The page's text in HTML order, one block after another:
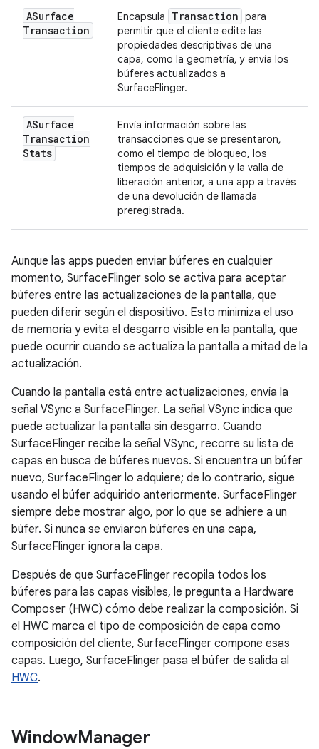
ASurface
Transaction
Encapsula Transaction para
permitir que el cliente edite las
propiedades descriptivas de una
capa, como la geometría, y envía los
búferes actualizados a
SurfaceFlinger.
ASurface
Transaction
Stats
Envía información sobre las
transacciones que se presentaron,
como el tiempo de bloqueo, los
tiempos de adquisición y la valla de
liberación anterior, a una app a través
de una devolución de llamada
preregistrada.
Aunque las apps pueden enviar búferes en cualquier
momento, SurfaceFlinger solo se activa para aceptar
búferes entre las actualizaciones de la pantalla, que
pueden diferir según el dispositivo. Esto minimiza el uso
de memoria y evita el desgarro visible en la pantalla, que
puede ocurrir cuando se actualiza la pantalla a mitad de la
actualización.
Cuando la pantalla está entre actualizaciones, envía la
señal VSync a SurfaceFlinger. La señal VSync indica que
puede actualizar la pantalla sin desgarro. Cuando
SurfaceFlinger recibe la señal VSync, recorre su lista de
capas en busca de búferes nuevos. Si encuentra un búfer
nuevo, SurfaceFlinger lo adquiere; de lo contrario, sigue
usando el búfer adquirido anteriormente. SurfaceFlinger
siempre debe mostrar algo, por lo que se adhiere a un
búfer. Si nunca se enviaron búferes en una capa,
SurfaceFlinger ignora la capa.
Después de que SurfaceFlinger recopila todos los
búferes para las capas visibles, le pregunta a Hardware
Composer (HWC) cómo debe realizar la composición. Si
el HWC marca el tipo de composición de capa como
composición del cliente, SurfaceFlinger compone esas
capas. Luego, SurfaceFlinger pasa el búfer de salida al
HWC.
WindowManager